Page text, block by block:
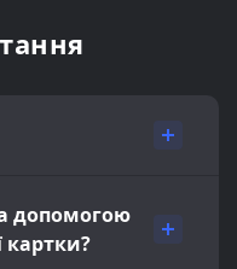
допомогою
картки?